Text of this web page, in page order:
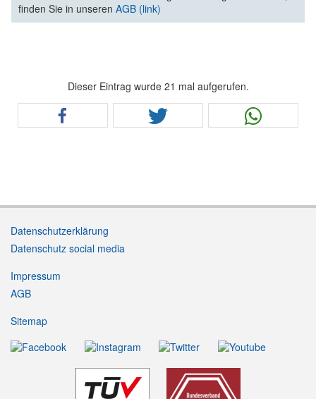
finden Sie in unseren AGB (link)
Dieser Eintrag wurde 21 mal aufgerufen.
Datenschutzerklärung
Datenschutz social media
Impressum
AGB
Sitemap